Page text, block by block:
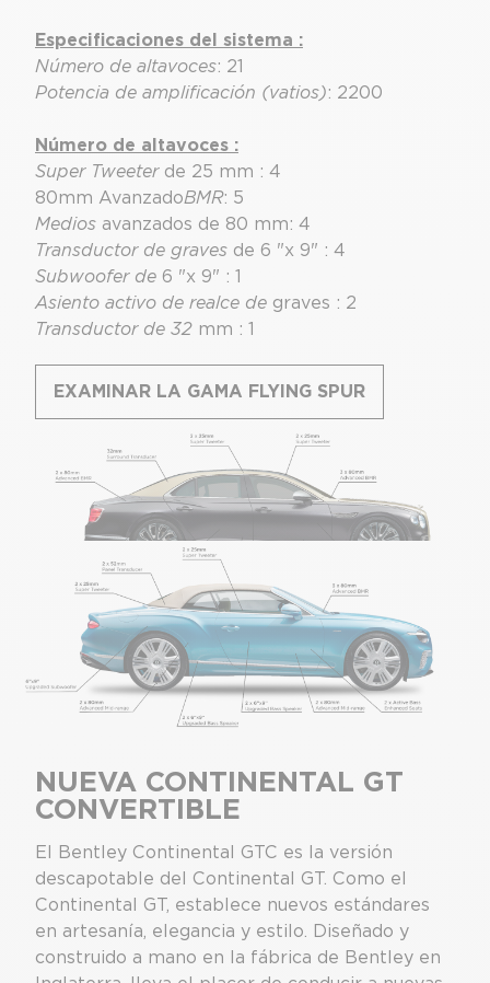
Especificaciones del sistema :
Número de altavoces: 21
Potencia de amplificación (vatios): 2200
Número de altavoces :
Super Tweeterde 25 mm : 4
80mm AvanzadoBMR: 5
Medios avanzados de 80 mm: 4
Transductor de graves de 6 "x 9" : 4
Subwoofer de 6 "x 9" : 1
Asiento activo de realce de graves : 2
Transductor de 32 mm : 1
EXAMINAR LA GAMA FLYING SPUR
NUEVA CONTINENTAL GT
CONVERTIBLE
El Bentley Continental GTC es la versión
descapotable del Continental GT. Como el
Continental GT, establece nuevos estándares
en artesanía, elegancia y estilo. Diseñado y
construido a mano en la fábrica de Bentley en